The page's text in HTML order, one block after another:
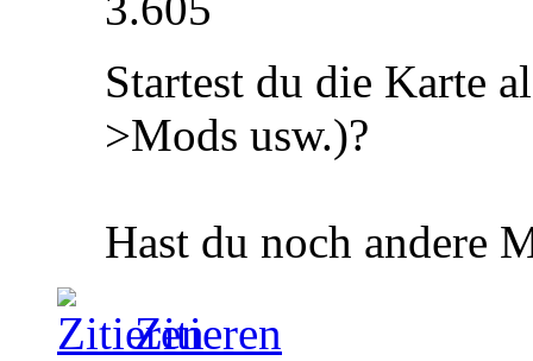
Startest du die Karte
>Mods usw.)?
Hast du noch andere
Zitieren